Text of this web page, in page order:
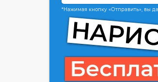
*Нажимая кнопку «Отправить», вы